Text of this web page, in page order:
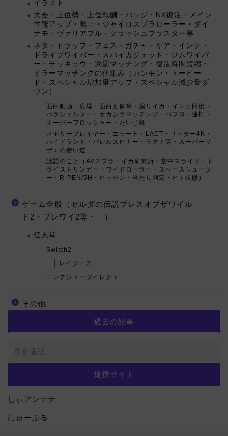
イラスト
大会・上位勢・上位報酬・バッジ・NK復活・メイン
性能アップ・廃止・ジャイロスプラローラー・ダイ
ナモ・ヴァリアブル・クラッシュブラスター等
ネタ・トラップ・フェス・ガチャ・ギア・インク・
ドライブワイパー・スパイガジェット・ジムワイパ
ー・テッキュウ・懲罰マッチング・復活時間短縮・
ミラーマッチングの仕組み（カンモン・トーピー
ド・スペシャル増加量アップ・スペシャル減少量ダ
ウン）
面白動画・広場・面白画像等・煽りイカ・インク回復・
パラシェルター・オカシラマッチング・パブロ・連打・
オーバーフロッシャー・たいじ杯
メモリープレイヤー・エモート・LACT・リッター4K・
ハイドラント・バレルスピナー・ラクト等・スーパーサ
ザエの使い道
話題のこと（AVスプラ・イカ研究所・空中スライド・ト
ライストリンガー・ワイドローラー・スペースシュータ
ー・R-PEN/5H・ヒッセン・当たり判定・ヒト状態）
ゲーム全般（ゼルダの伝説ブレスオブザワイル
ド2・ブレワイ2等・ ）
任天堂
Switch2
レイダース
ニンテンドーダイレクト
その他
過去の記事
提携サイト
しぃアンテナ
にゅーぷる